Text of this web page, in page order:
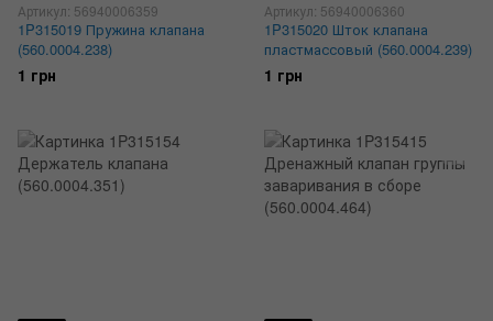
Артикул: 56940006359
1P315019 Пружина клапана
(560.0004.238)
1 грн
Артикул: 56940006360
1P315020 Шток клапана
пластмассовый (560.0004.239)
1 грн